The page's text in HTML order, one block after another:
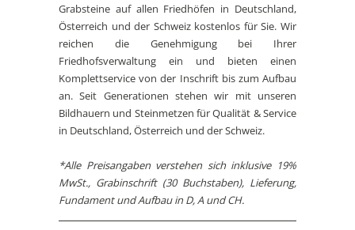
Grabsteine auf allen Friedhöfen in Deutschland,
Österreich und der Schweiz kostenlos für Sie. Wir
reichen die Genehmigung bei Ihrer
Friedhofsverwaltung ein und bieten einen
Komplettservice von der Inschrift bis zum Aufbau
an. Seit Generationen stehen wir mit unseren
Bildhauern und Steinmetzen für Qualität & Service
in Deutschland, Österreich und der Schweiz.
*Alle Preisangaben verstehen sich inklusive 19%
MwSt., Grabinschrift (30 Buchstaben), Lieferung,
Fundament und Aufbau in D, A und CH.